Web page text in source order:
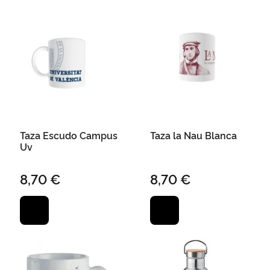
Taza Escudo Campus
Uv
8,70 €
Taza la Nau Blanca
8,70 €